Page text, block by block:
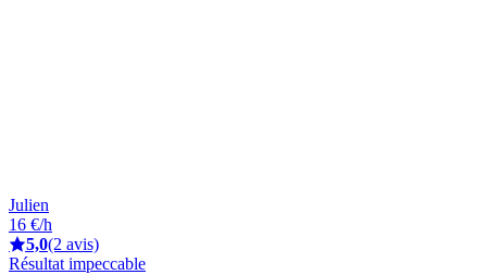
Julien
16 €/h
5,0(2 avis)
Résultat impeccable